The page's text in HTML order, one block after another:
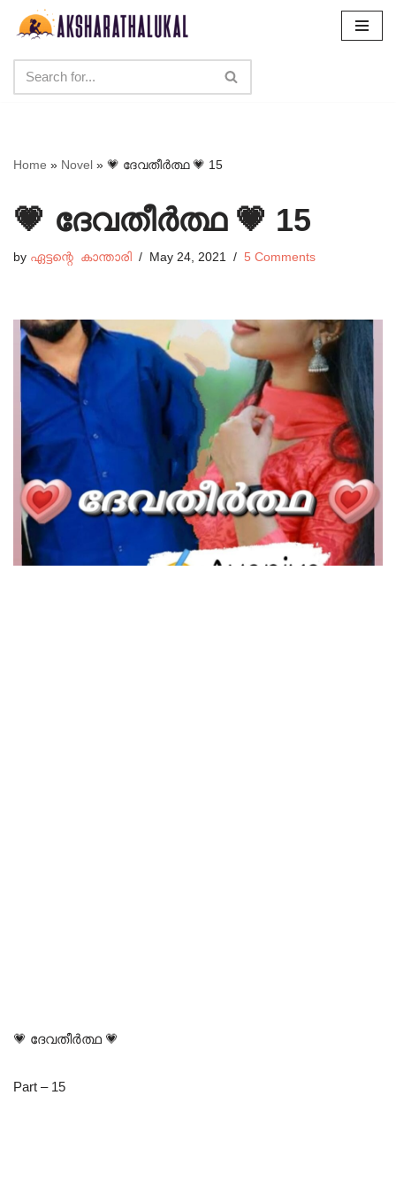
content
Home » Novel » 💗 ദേവതീർത്ഥ 💗 15
💗 ദേവതീർത്ഥ 💗 15
by ഏട്ടന്റെ കാന്താരി May 24, 2021 5 Comments
💗 ദേവതീർത്ഥ 💗
Part – 15